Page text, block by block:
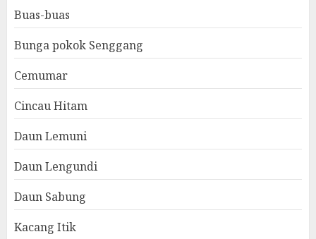
Buas-buas
Bunga pokok Senggang
Cemumar
Cincau Hitam
Daun Lemuni
Daun Lengundi
Daun Sabung
Kacang Itik